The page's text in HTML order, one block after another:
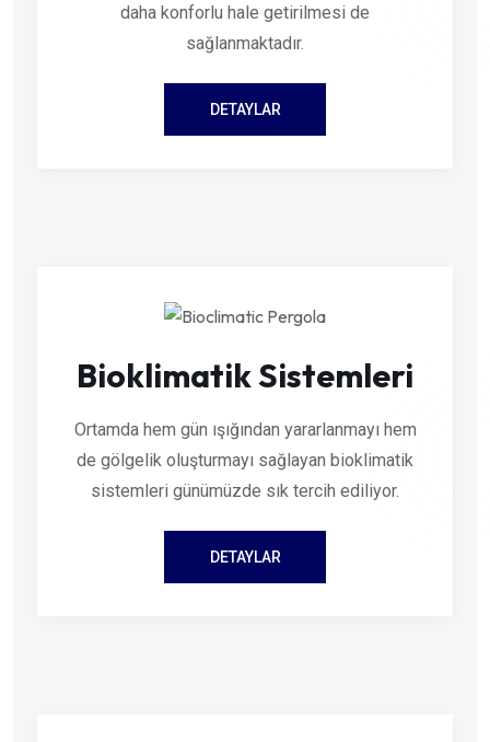
daha konforlu hale getirilmesi de
sağlanmaktadır.
DETAYLAR
Bioklimatik Sistemleri
Ortamda hem gün ışığından yararlanmayı hem
de gölgelik oluşturmayı sağlayan bioklimatik
sistemleri günümüzde sık tercih ediliyor.
DETAYLAR